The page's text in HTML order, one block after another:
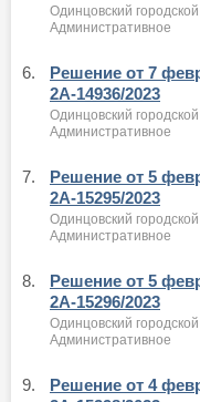
Одинцовский
Административное
6.
Решение от 7
2А-14936/2023
Одинцовский
Административное
7.
Решение от 5
2А-15295/2023
Одинцовский
Административное
8.
Решение от 5
2А-15296/2023
Одинцовский
Административное
9.
Решение от 4